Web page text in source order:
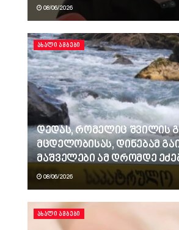
08/06/2026
ᲐᲮᲐᲚᲘ ᲐᲛᲑᲔᲑᲘ
დედას, რომელიც შვილის
მცდელობისას, დინებამ
მაშველები ამ დრომდე
08/06/2026
ᲐᲮᲐᲚᲘ ᲐᲛᲑᲔᲑᲘ